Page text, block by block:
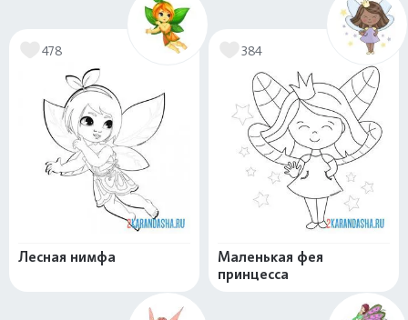
478
Лесная нимфа
384
Маленькая фея
принцесса